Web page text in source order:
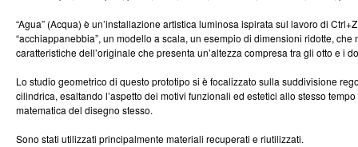
“Agua” (Acqua) è un’installazione artistica luminosa ispirata sul lavoro di
“acchiappanebbia”, un modello a scala, un esempio di dimensioni ridotte, che
caratteristiche dell’originale che presenta un’altezza compresa tra gli otto e i
Lo studio geometrico di questo prototipo si è focalizzato sulla suddivisione
cilindrica, esaltando l’aspetto dei motivi funzionali ed estetici allo stesso
matematica del disegno stesso.
Sono stati utilizzati principalmente materiali recuperati e riutilizzati.